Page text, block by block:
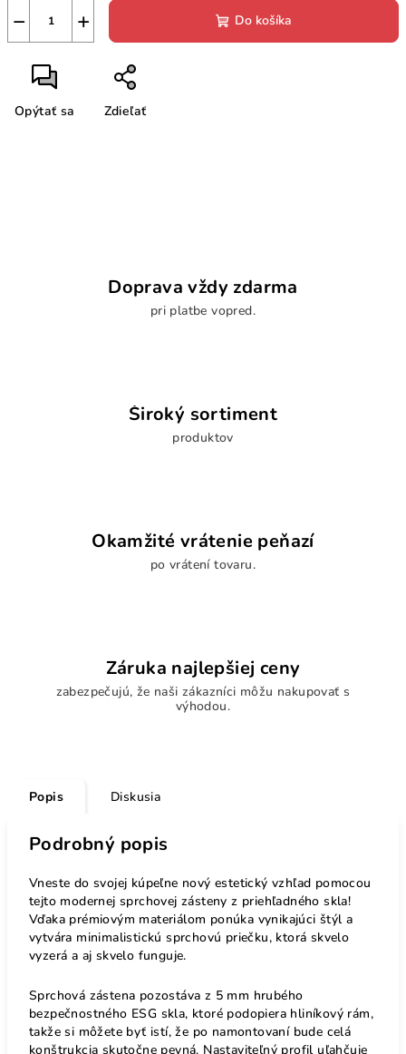
+
− Do košíka
Opýtať sa Zdieľať
Doprava vždy zdarma
pri platbe vopred.
Široký sortiment
produktov
Okamžité vrátenie peňazí
po vrátení tovaru.
Záruka najlepšiej ceny
zabezpečujú, že naši zákazníci môžu nakupovať s
výhodou.
Popis Diskusia
Podrobný popis
Vneste do svojej kúpeľne nový estetický vzhľad pomocou
tejto modernej sprchovej zásteny z priehľadného skla!
Vďaka prémiovým materiálom ponúka vynikajúci štýl a
vytvára minimalistickú sprchovú priečku, ktorá skvelo
vyzerá a aj skvelo funguje.
Sprchová zástena pozostáva z 5 mm hrubého
bezpečnostného ESG skla, ktoré podopiera hliníkový rám,
takže si môžete byť istí, že po namontovaní bude celá
konštrukcia skutočne pevná. Nastaviteľný profil uľahčuje